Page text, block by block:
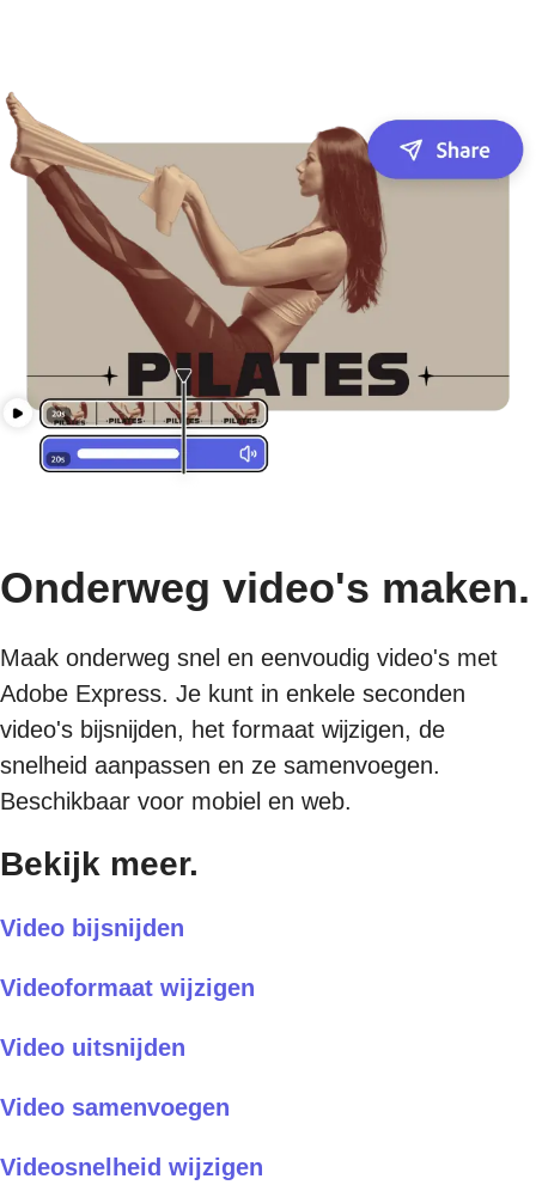
Onderweg video's maken.
Maak onderweg snel en eenvoudig video's met
Adobe Express. Je kunt in enkele seconden
video's bijsnijden, het formaat wijzigen, de
snelheid aanpassen en ze samenvoegen.
Beschikbaar voor mobiel en web.
Bekijk meer.
Video bijsnijden
Videoformaat wijzigen
Video uitsnijden
Video samenvoegen
Videosnelheid wijzigen